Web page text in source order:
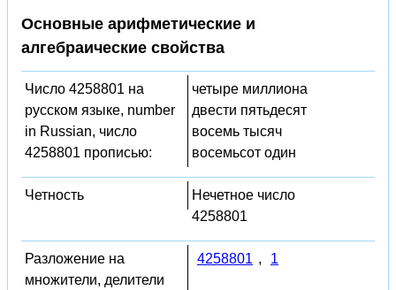
Основные арифметические и
алгебраические свойства
Число 4258801 на
русском языке, number
in Russian, число
4258801 прописью:
четыре миллиона
двести пятьдесят
восемь тысяч
восемьсот один
Четность
Нечетное число
4258801
Разложение на
множители, делители
4258801 , 1